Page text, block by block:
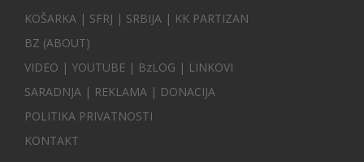
KOŠARKA | SFRJ | SRBIJA | KK PARTIZAN
BZ (ABOUT)
VIDEO | YOUTUBE | BzLOG | LINKOVI
SARADNJA | REKLAMA | DONACIJA
POLITIKA PRIVATNOSTI
KONTAKT